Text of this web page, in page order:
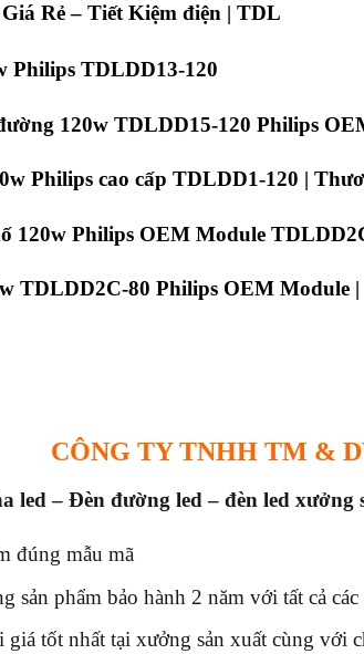
Rẻ – Tiết Kiệm điện | TDL
Philips TDLDD13-120
120w TDLDD15-120 Philips
Philips cao cấp TDLDD1-120 |
120w Philips OEM Module
TDLDD2C-80 Philips OEM Module
CÔNG TY TNHH TM &
led – Đèn đường led – đèn led xưởng
đúng mẫu mã
sản phẩm bảo hành 2 năm với tất cả các
tốt nhất tại xưởng sản xuất cùng với